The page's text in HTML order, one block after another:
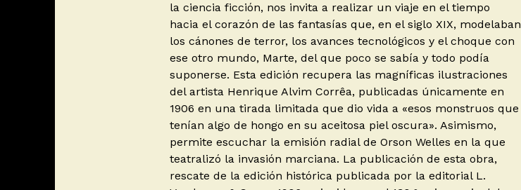
la ciencia ficción, nos invita a realizar un viaje en el tiempo
hacia el corazón de las fantasías que, en el siglo XIX, modelaban
los cánones de terror, los avances tecnológicos y el choque con
ese otro mundo, Marte, del que poco se sabía y todo podía
suponerse. Esta edición recupera las magníficas ilustraciones
del artista Henrique Alvim Corrêa, publicadas únicamente en
1906 en una tirada limitada que dio vida a «esos monstruos que
tenían algo de hongo en su aceitosa piel oscura». Asimismo,
permite escuchar la emisión radial de Orson Welles en la que
teatralizó la invasión marciana. La publicación de esta obra,
rescate de la edición histórica publicada por la editorial L.